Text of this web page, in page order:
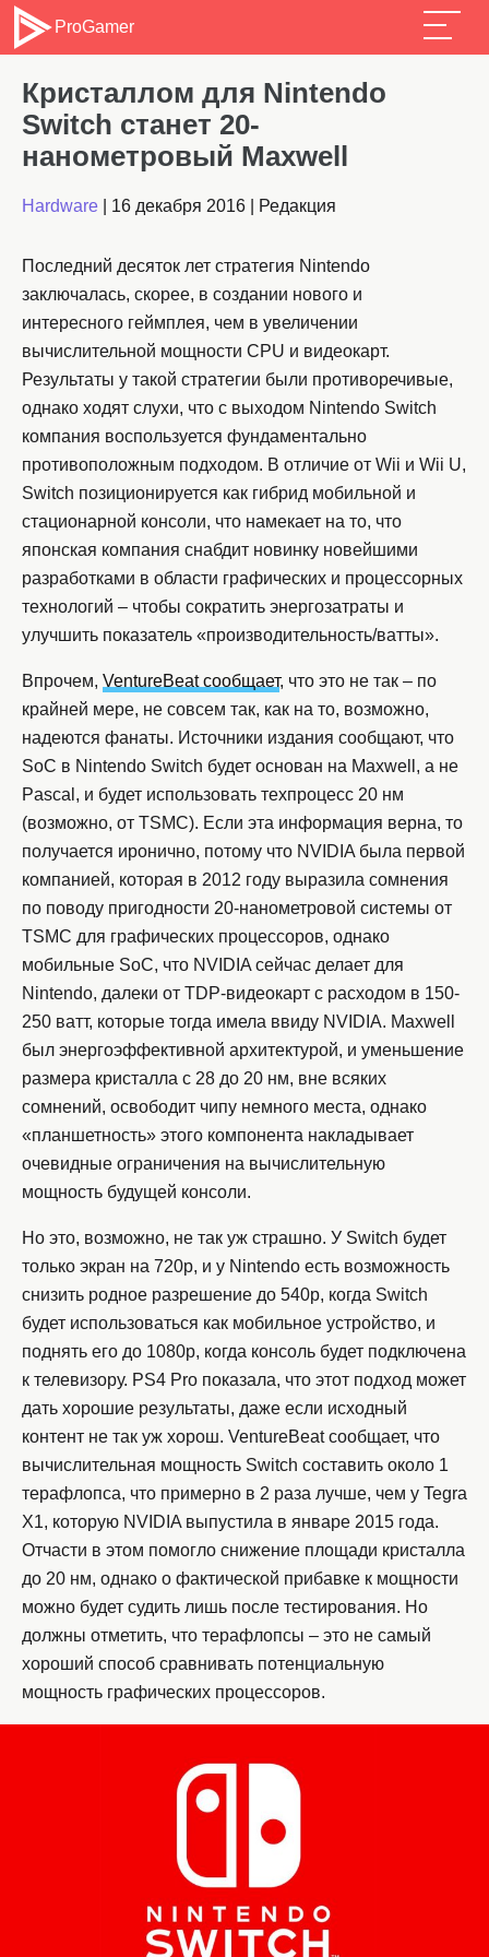
ProGamer
Кристаллом для Nintendo
Switch станет 20-
нанометровый Maxwell
Hardware 16 декабря 2016 Редакция
Последний десяток лет стратегия Nintendo
заключалась, скорее, в создании нового и
интересного геймплея, чем в увеличении
вычислительной мощности CPU и видеокарт.
Результаты у такой стратегии были противоречивые,
однако ходят слухи, что с выходом Nintendo Switch
компания воспользуется фундаментально
противоположным подходом. В отличие от Wii и Wii U,
Switch позиционируется как гибрид мобильной и
стационарной консоли, что намекает на то, что
японская компания снабдит новинку новейшими
разработками в области графических и процессорных
технологий – чтобы сократить энергозатраты и
улучшить показатель «производительность/ватты».
Впрочем, VentureBeat сообщает, что это не так – по
крайней мере, не совсем так, как на то, возможно,
надеются фанаты. Источники издания сообщают, что
SoC в Nintendo Switch будет основан на Maxwell, а не
Pascal, и будет использовать техпроцесс 20 нм
(возможно, от TSMC). Если эта информация верна, то
получается иронично, потому что NVIDIA была первой
компанией, которая в 2012 году выразила сомнения
по поводу пригодности 20-нанометровой системы от
TSMC для графических процессоров, однако
мобильные SoC, что NVIDIA сейчас делает для
Nintendo, далеки от TDP-видеокарт с расходом в 150-
250 ватт, которые тогда имела ввиду NVIDIA. Maxwell
был энергоэффективной архитектурой, и уменьшение
размера кристалла с 28 до 20 нм, вне всяких
сомнений, освободит чипу немного места, однако
«планшетность» этого компонента накладывает
очевидные ограничения на вычислительную
мощность будущей консоли.
Но это, возможно, не так уж страшно. У Switch будет
только экран на 720p, и у Nintendo есть возможность
снизить родное разрешение до 540p, когда Switch
будет использоваться как мобильное устройство, и
поднять его до 1080p, когда консоль будет подключена
к телевизору. PS4 Pro показала, что этот подход может
дать хорошие результаты, даже если исходный
контент не так уж хорош. VentureBeat сообщает, что
вычислительная мощность Switch составить около 1
терафлопса, что примерно в 2 раза лучше, чем у Tegra
X1, которую NVIDIA выпустила в январе 2015 года.
Отчасти в этом помогло снижение площади кристалла
до 20 нм, однако о фактической прибавке к мощности
можно будет судить лишь после тестирования. Но
должны отметить, что терафлопсы – это не самый
хороший способ сравнивать потенциальную
мощность графических процессоров.